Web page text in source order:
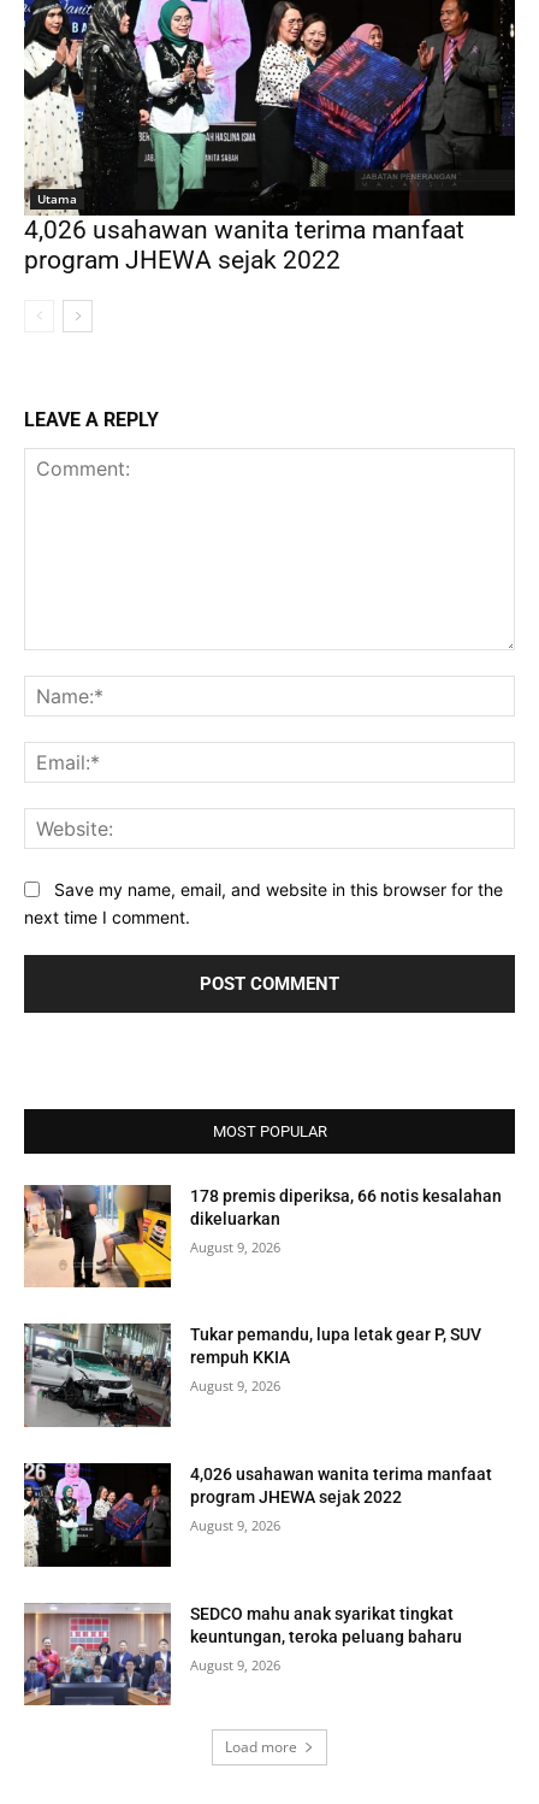
Utama
4,026 usahawan wanita terima manfaat
program JHEWA sejak 2022
LEAVE A REPLY
Save my name, email, and website in this browser for the
next time I comment.
MOST POPULAR
178 premis diperiksa, 66 notis kesalahan
dikeluarkan
August 9, 2026
Tukar pemandu, lupa letak gear P, SUV
rempuh KKIA
August 9, 2026
4,026 usahawan wanita terima manfaat
program JHEWA sejak 2022
August 9, 2026
SEDCO mahu anak syarikat tingkat
keuntungan, teroka peluang baharu
August 9, 2026
Load more